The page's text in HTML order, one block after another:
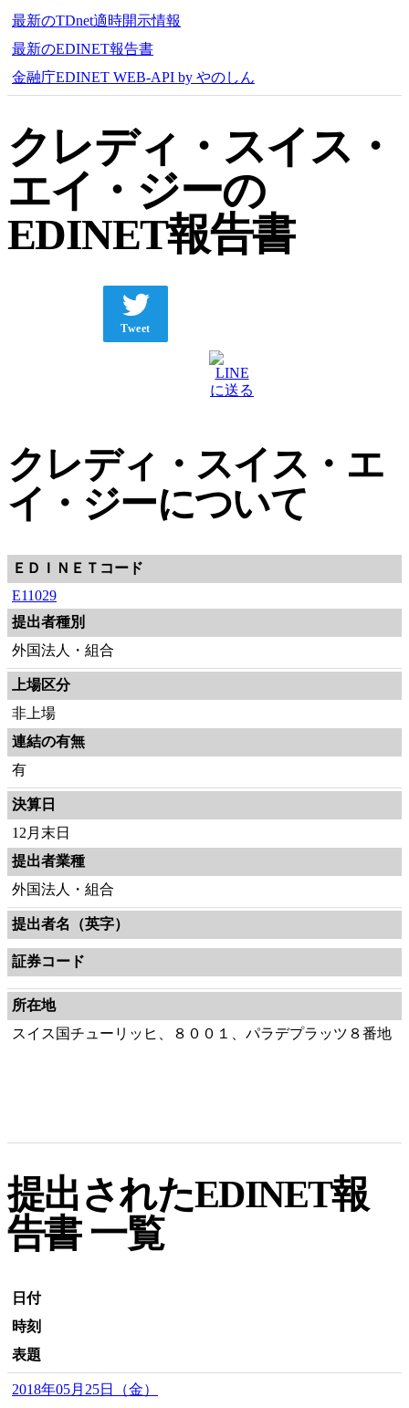
最新のTDnet適時開示情報
最新のEDINET報告書
金融庁EDINET WEB-API by やのしん
クレディ・スイス・
エイ・ジーの
EDINET報告書
Tweet
クレディ・スイス・エ
イ・ジーについて
ＥＤＩＮＥＴコード
E11029
提出者種別
外国法人・組合
上場区分
非上場
連結の有無
有
決算日
12月末日
提出者業種
外国法人・組合
提出者名（英字）
証券コード
所在地
スイス国チューリッヒ、８００１、パラデプラッツ８番地
提出されたEDINET報
告書 一覧
日付
時刻
表題
2018年05月25日（金）